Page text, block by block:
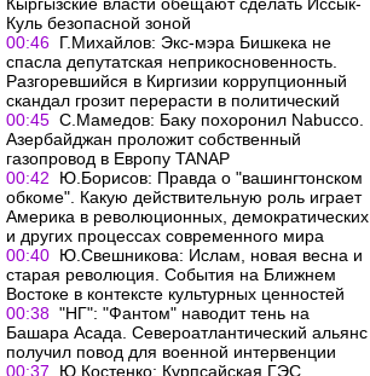
Куль безопасной зоной
00:46 Г.Михайлов: Экс-мэра Бишкека не
спасла депутатская неприкосновенность.
Разгоревшийся в Киргизии коррупционный
скандал грозит перерасти в политический
00:45 С.Мамедов: Баку похоронил Nabucco.
Азербайджан проложит собственный
газопровод в Европу TANAP
00:42
Ю.Борисов: Правда о "вашингтонском
обкоме". Какую действительную роль играет
Америка в революционных, демократических
и других процессах современного мира
00:40 Ю.Свешникова: Ислам, новая весна и
старая революция. События на Ближнем
Востоке в контексте культурных ценностей
00:38 "НГ": "Фантом" наводит тень на
Башара Асада. Североатлантический альянс
получил повод для военной интервенции
00:37
Ю.Костенко: Курпсайская ГЭС